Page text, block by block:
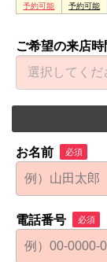
ご希望の来店時
お名前 必須
電話番号 必須